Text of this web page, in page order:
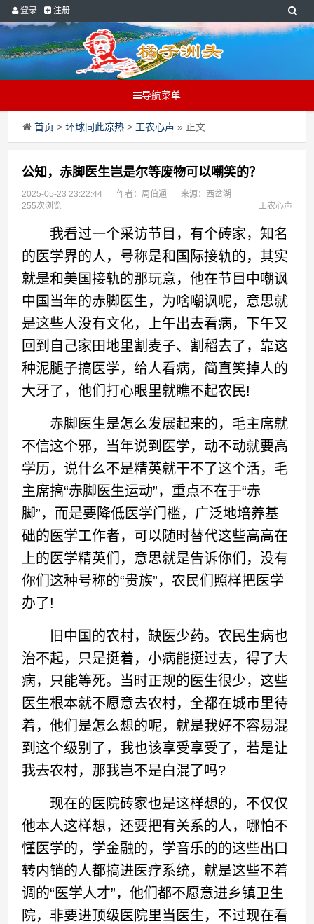
登录 注册
导航菜单
首页 >环球同此凉热 > 工农心声 » 正文
公知，赤脚医生岂是尔等废物可以嘲笑的？
2025-05-23 23:22:44 作者：周伯通
来源：西岔湖
255次浏览
工农心声
我看过一个采访节目，有个砖家，知名
的医学界的人，号称是和国际接轨的，其实
就是和美国接轨的那玩意，他在节目中嘲讽
中国当年的赤脚医生，为啥嘲讽呢，意思就
是这些人没有文化，上午出去看病，下午又
回到自己家田地里割麦子、割稻去了，靠这
种泥腿子搞医学，给人看病，简直笑掉人的
大牙了，他们打心眼里就瞧不起农民!
赤脚医生是怎么发展起来的，毛主席就
不信这个邪，当年说到医学，动不动就要高
学历，说什么不是精英就干不了这个活，毛
主席搞“赤脚医生运动”，重点不在于“赤
脚”，而是要降低医学门槛，广泛地培养基
础的医学工作者，可以随时替代这些高高在
上的医学精英们，意思就是告诉你们，没有
你们这种号称的“贵族”，农民们照样把医学
办了!
旧中国的农村，缺医少药。农民生病也
治不起，只是挺着，小病能挺过去，得了大
病，只能等死。当时正规的医生很少，这些
医生根本就不愿意去农村，全都在城市里待
着，他们是怎么想的呢，就是我好不容易混
到这个级别了，我也该享受享受了，若是让
我去农村，那我岂不是白混了吗?
现在的医院砖家也是这样想的，不仅仅
他本人这样想，还要把有关系的人，哪怕不
懂医学的，学金融的，学音乐的的这些出口
转内销的人都搞进医疗系统，就是这些不着
调的“医学人才”，他们都不愿意进乡镇卫生
院，非要进顶级医院里当医生，不过现在看